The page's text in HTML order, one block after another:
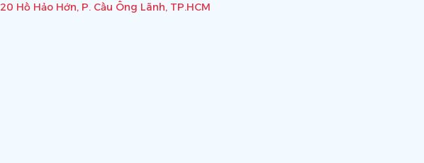
20 Hồ Hảo Hớn, P. Cầu Ông Lãnh, TP.HCM